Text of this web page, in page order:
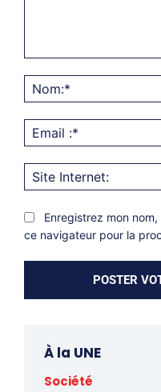
Enregistrez mon
ce navigateur pour la
À la UNE
Société